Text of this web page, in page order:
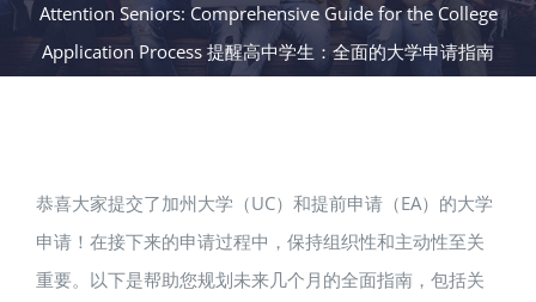
Attention Seniors: Comprehensive Guide for the College
Application Process 提醒高中学生：全面的大学申请指南
恭喜大家提交了加州大学（UC）和提前申请（EA）的大学
申请！在接下来的申请过程中，保持组织性和主动性至关
重要。以下是帮助您规划未来几个月的全面指南，包括关